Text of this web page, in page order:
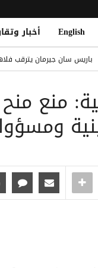
English أخبار
باريس سان جيرمان يترقب
of Homes South of Hodeidah
صلاح يتربع على عرش رواتب
إصابة مدنيين اثنين جراء
منع